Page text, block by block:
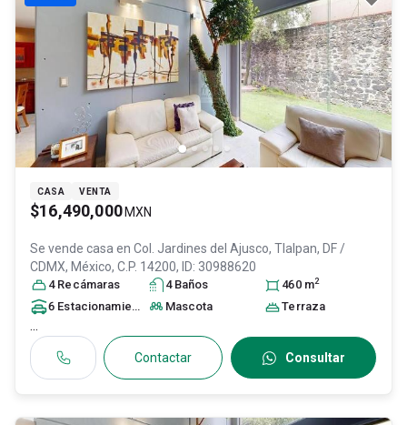
CASA VENTA
$16,490,000 MXN
Se vende casa en Col. Jardines del Ajusco, Tlalpan, DF /
CDMX, México, C.P. 14200, ID: 30988620
4 Recámaras 4 Baños 460 m2
6 Estacionamiento s Mascota Terraza
...
Contactar Consultar